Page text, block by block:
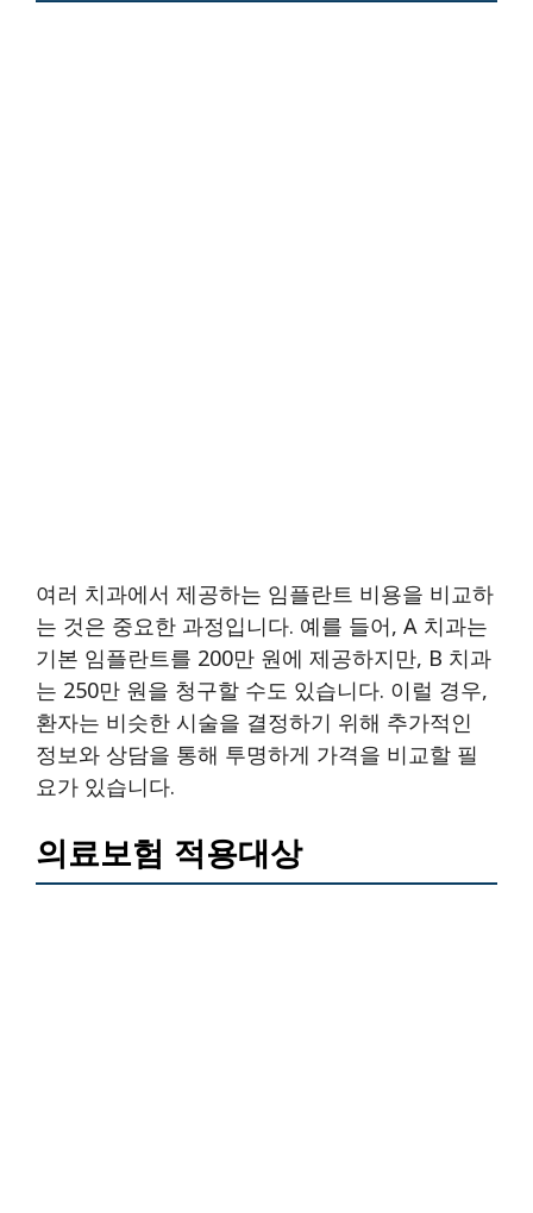
여러 치과에서 제공하는 임플란트 비용을 비교하
는 것은 중요한 과정입니다. 예를 들어, A 치과는
기본 임플란트를 200만 원에 제공하지만, B 치과
는 250만 원을 청구할 수도 있습니다. 이럴 경우,
환자는 비슷한 시술을 결정하기 위해 추가적인
정보와 상담을 통해 투명하게 가격을 비교할 필
요가 있습니다.
의료보험 적용대상